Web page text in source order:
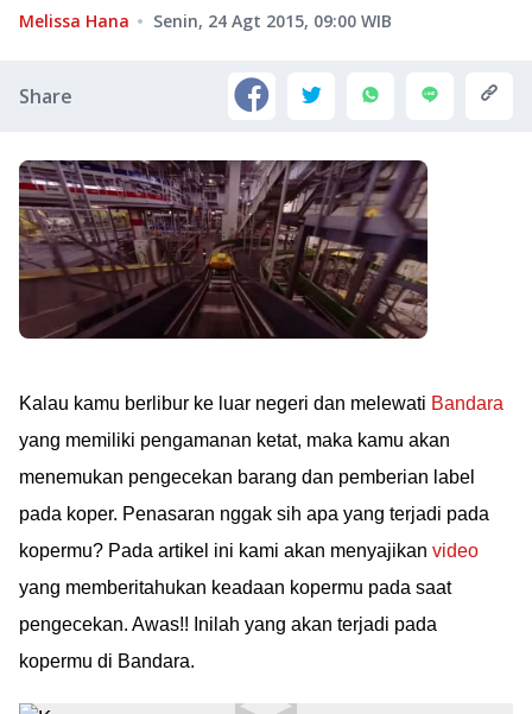
Melissa Hana Senin, 24 Agt 2015, 09:00 WIB
Share
Kalau kamu berlibur ke luar negeri dan melewati Bandara
yang memiliki pengamanan ketat, maka kamu akan
menemukan pengecekan barang dan pemberian label
pada koper. Penasaran nggak sih apa yang terjadi pada
kopermu? Pada artikel ini kami akan menyajikan video
yang memberitahukan keadaan kopermu pada saat
pengecekan. Awas!! Inilah yang akan terjadi pada
kopermu di Bandara.